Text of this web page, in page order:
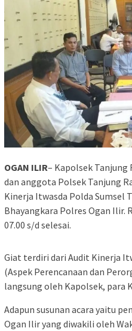
OGAN ILIR– Kapolsek Tanjung
dan anggota Polsek Tanjung
Kinerja Itwasda Polda Sumsel
Bhayangkara Polres Ogan Ilir.
07.00 s/d selesai.
Giat terdiri dari Audit Kinerja
(Aspek Perencanaan dan
langsung oleh Kapolsek, para
Adapun susunan acara yaitu
Ogan Ilir yang diwakili oleh